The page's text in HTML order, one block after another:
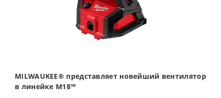
MILWAUKEE® представляет новейший вентилятор
в линейке M18™